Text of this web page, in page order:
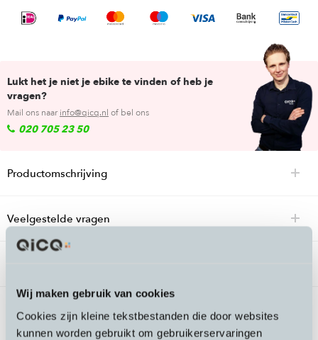
Wij maken gebruik van cookies
Cookies zijn kleine tekstbestanden die door websites
kunnen worden gebruikt om gebruikerservaringen
Lukt het je niet je ebike te vinden of heb je
vragen?
Mail ons naar info@qicq.nl of bel ons
020 705 23 50
Productomschrijving
Veelgestelde vragen
Passende accessoires bij de Specialized
Turbo Vado 5.0 IGH